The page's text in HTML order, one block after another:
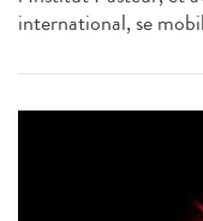
international, se